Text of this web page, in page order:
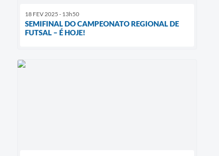
18 FEV 2025 - 13h50
SEMIFINAL DO CAMPEONATO REGIONAL DE
FUTSAL – É HOJE!